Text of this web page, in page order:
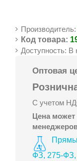
Код товара:
Доступность: В
Оптовая
С учетом
Цена может
ФЗ, 275-